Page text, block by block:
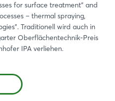
for surface treatment” and
– thermal spraying,
Traditionell wird auch in
Oberflächentechnik-Preis
IPA verliehen.